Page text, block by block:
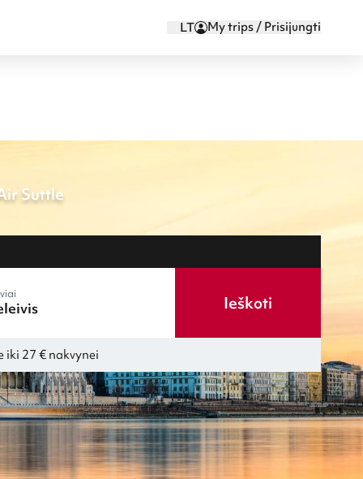
LT My trips / Prisijungti
Suttle
Ieškoti
iki 27 € nakvynei